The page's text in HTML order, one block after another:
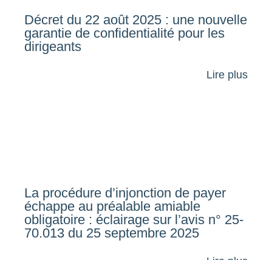
Décret du 22 août 2025 : une nouvelle
garantie de confidentialité pour les
dirigeants
Lire plus
La procédure d’injonction de payer
échappe au préalable amiable
obligatoire : éclairage sur l’avis n° 25-
70.013 du 25 septembre 2025